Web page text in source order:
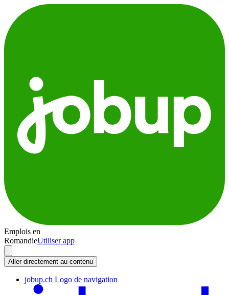
Emplois en
RomandieUtiliser app
Aller directement au contenu
jobup.ch Logo de navigation